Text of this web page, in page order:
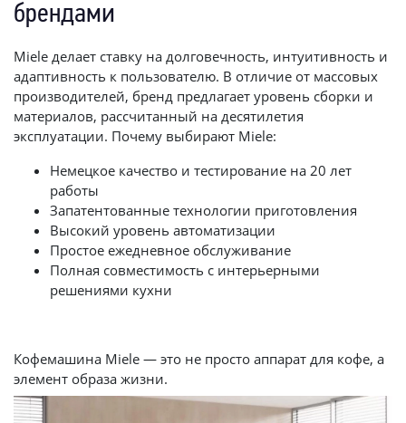
брендами
Miele делает ставку на долговечность, интуитивность и
адаптивность к пользователю. В отличие от массовых
производителей, бренд предлагает уровень сборки и
материалов, рассчитанный на десятилетия
эксплуатации. Почему выбирают Miele:
Немецкое качество и тестирование на 20 лет
работы
Запатентованные технологии приготовления
Высокий уровень автоматизации
Простое ежедневное обслуживание
Полная совместимость с интерьерными
решениями кухни
Кофемашина Miele — это не просто аппарат для кофе, а
элемент образа жизни.